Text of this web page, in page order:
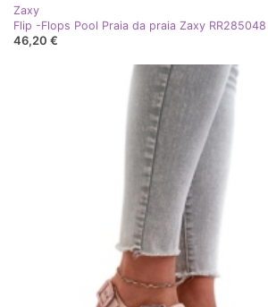
Zaxy
Flip -Flops Pool Praia da praia Zaxy
46,20 €